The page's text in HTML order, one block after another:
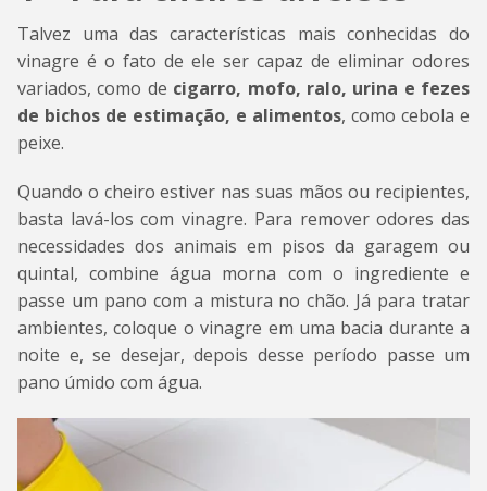
Talvez uma das características mais conhecidas do
vinagre é o fato de ele ser capaz de eliminar odores
variados, como de cigarro, mofo, ralo, urina e fezes
de bichos de estimação, e alimentos, como cebola e
peixe.
Quando o cheiro estiver nas suas mãos ou recipientes,
basta lavá-los com vinagre. Para remover odores das
necessidades dos animais em pisos da garagem ou
quintal, combine água morna com o ingrediente e
passe um pano com a mistura no chão. Já para tratar
ambientes, coloque o vinagre em uma bacia durante a
noite e, se desejar, depois desse período passe um
pano úmido com água.